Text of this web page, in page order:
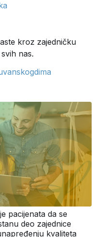
kroz zajedničku
nas.
pacijenata da se
deo zajednice
kvaliteta